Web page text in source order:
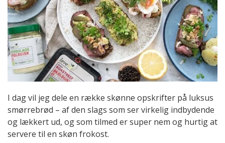
I dag vil jeg dele en række skønne opskrifter på luksus
smørrebrød – af den slags som ser virkelig indbydende
og lækkert ud, og som tilmed er super nem og hurtig at
servere til en skøn frokost.